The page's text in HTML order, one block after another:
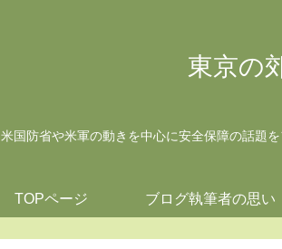
東京の
米国防省や米軍の動きを中心に安全保障の話題
TOPページ ブログ執筆者の思い